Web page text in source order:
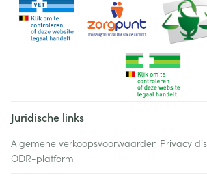
Juridische links
Algemene verkoopsvoorwaarden Privacy
ODR-platform